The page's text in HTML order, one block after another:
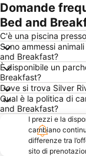
Domande
Bed and
C'è una piscina
Sono ammessi
and Breakfast?
È disponibile un
Breakfast?
Dove si trova Silver
Qual è la politica di
and Breakfast?
I prezzi e la
cambiano
differenze tra
sito di